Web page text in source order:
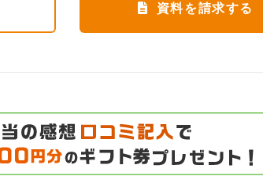
資料を請求する